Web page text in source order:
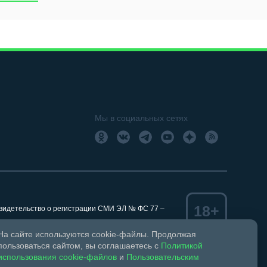
Мы в социальных сетях
о регистрации СМИ ЭЛ № ФС 77 –
праве и смежных правах.
18+
сайте используются cookie-файлы. Продолжая
сайтом, вы соглашаетесь с Политикой
cookie-файлов и Пользовательским